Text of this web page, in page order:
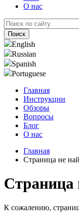
О нас
English
Russian
Spanish
Portuguese
Главная
Инструкции
Обзоры
Вопросы
Блог
О нас
Главная
Страница не
Страница
К сожалению,